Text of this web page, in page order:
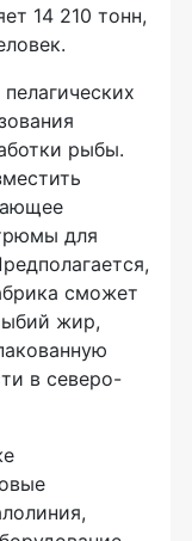
14 210 тонн,
рыбы.
для
сможет
жир,
в северо-